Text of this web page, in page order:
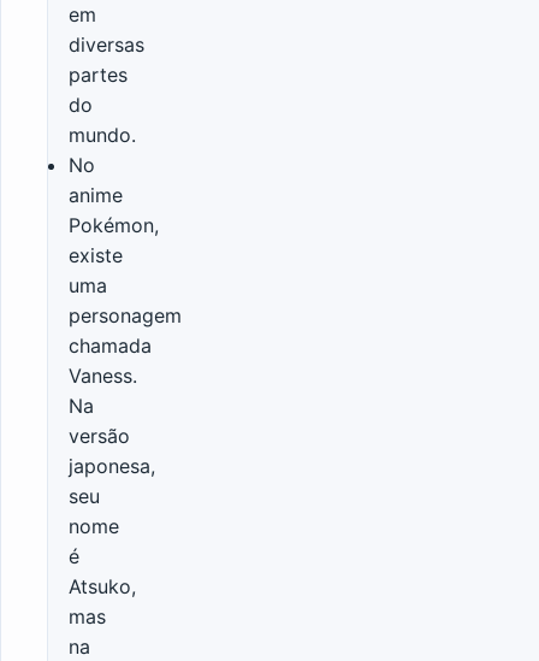
em
diversas
partes
do
mundo.
No
anime
Pokémon,
existe
uma
personagem
chamada
Vaness.
Na
versão
japonesa,
seu
nome
é
Atsuko,
mas
na